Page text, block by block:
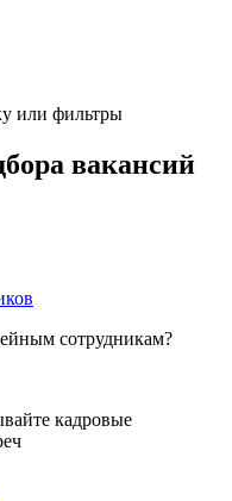
или фильтры
вакансий
сотрудникам?
кадровые